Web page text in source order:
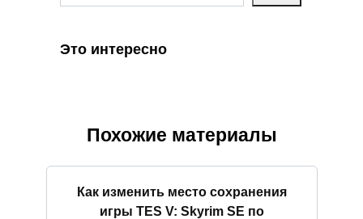
Это интересно
Похожие материалы
Как изменить место сохранения
игры TES V: Skyrim SE по